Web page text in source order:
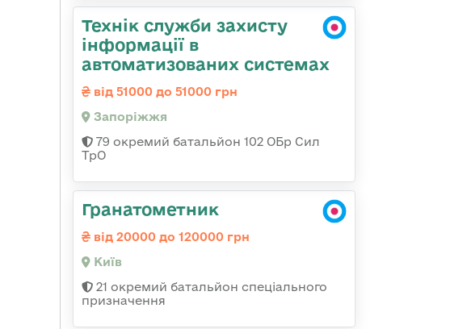
Технік служби захисту
інформації в
автоматизованих системах
від 51000 до 51000 грн
Запоріжжя
79 окремий батальйон 102 ОБр Сил
ТрО
Гранатометник
від 20000 до 120000 грн
Київ
21 окремий батальйон спеціального
призначення